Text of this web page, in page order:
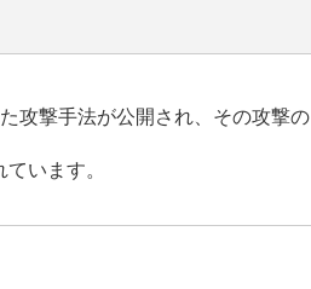
た攻撃手法が公開され、その攻撃の
います。